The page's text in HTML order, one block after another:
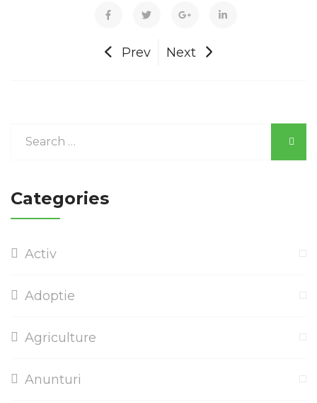
Prev Next
Categories
Activ
Adoptie
Agriculture
Anunturi